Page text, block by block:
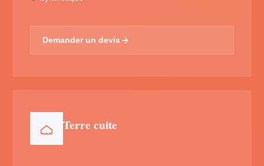
Demander un devis
Terre cuite